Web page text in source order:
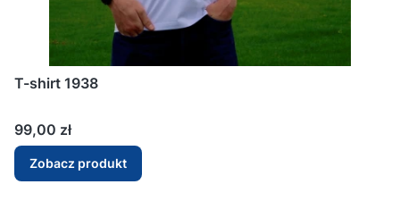
T-shirt 1938
Cena
99,00 zł
Zobacz produkt